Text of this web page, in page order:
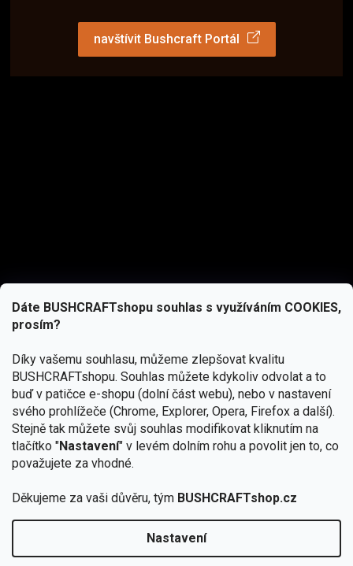
Dáte BUSHCRAFTshopu souhlas s využíváním COOKIES,
prosím?
Díky vašemu souhlasu, můžeme zlepšovat kvalitu
BUSHCRAFTshopu. Souhlas můžete kdykoliv odvolat a to
buď v patičce e-shopu (dolní část webu), nebo v nastavení
svého prohlížeče (Chrome, Explorer, Opera, Firefox a další).
Stejně tak můžete svůj souhlas modifikovat kliknutím na
tlačítko "Nastavení" v levém dolním rohu a povolit jen to, co
považujete za vhodné.
Děkujeme za vaši důvěru, tým BUSHCRAFTshop.cz
Nastavení
navštívit Bushcraft Portál
podmínkami ochrany osobních údajů
Copyright 2026BUSHCRAFTshop.cz. Všechna práva